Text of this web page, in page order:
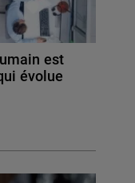
est
évolue